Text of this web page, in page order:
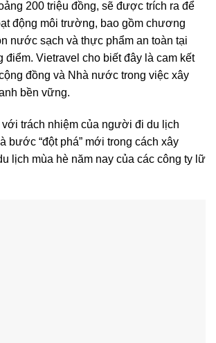
200 triệu đồng, sẽ được trích ra để
động môi trường, bao gồm chương
nước sạch và thực phẩm an toàn tại
điểm. Vietravel cho biết đây là cam kết
đồng và Nhà nước trong việc xây
bền vững.
với trách nhiệm của người đi du lịch
bước “đột phá” mới trong cách xây
lịch mùa hè năm nay của các công ty lữ